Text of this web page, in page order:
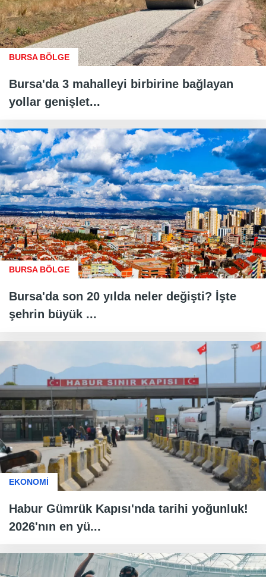
BURSA BÖLGE
Bursa'da 3 mahalleyi birbirine bağlayan
yollar genişlet...
BURSA BÖLGE
Bursa'da son 20 yılda neler değişti? İşte
şehrin büyük ...
EKONOMİ
Habur Gümrük Kapısı'nda tarihi yoğunluk!
2026'nın en yü...